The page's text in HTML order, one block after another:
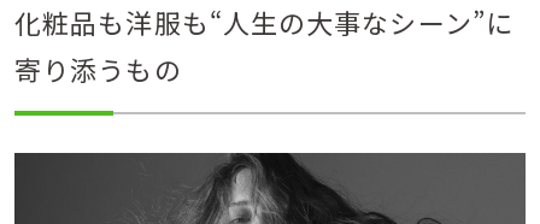
化粧品も洋服も“人生の大事なシーン”に
寄り添うもの